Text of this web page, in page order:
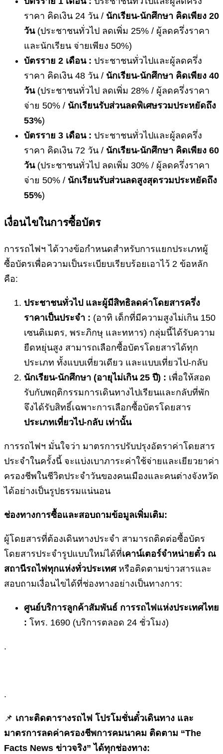
ราคา คิดเงิน 24 วัน / นักเรียน-นักศึกษา คิดเพียง 20
วัน(ประชาชนทั่วไป ลดเพิ่ม 25% / ผู้ลดครึ่งราคา
และนักเรียน จ่ายเพียง 50%)
บัตรราย 2 เดือน : ประชาชนทั่วไปและผู้ลดครึ่ง
ราคา คิดเงิน 48 วัน / นักเรียน-นักศึกษา คิดเพียง 40
วัน(ประชาชนทั่วไป ลดเพิ่ม 28% / ผู้ลดครึ่งราคา
จ่าย 50% / นักเรียนรับส่วนลดพิเศษรวมประหยัดถึง
53%)
บัตรราย 3 เดือน : ประชาชนทั่วไปและผู้ลดครึ่ง
ราคา คิดเงิน 72 วัน / นักเรียน-นักศึกษา คิดเพียง 60
วัน(ประชาชนทั่วไป ลดเพิ่ม 30% / ผู้ลดครึ่งราคา
จ่าย 50% / นักเรียนรับส่วนลดสูงสุดรวมประหยัดถึง
55%)
เงื่อนไขในการซื้อบัตร
การรถไฟฯ ได้วางข้อกำหนดสำหรับการแยกประเภทผู้
ซื้อบัตรเพื่อความเป็นระเบียบเรียบร้อยเอาไว้ 2 ข้อหลัก
คือ:
ประชาชนทั่วไป และผู้มีสิทธิลดค่าโดยสารครึ่ง
ราคาเป็นประจำ : (อาทิ เด็กที่มีความสูงไม่เกิน 150
เซนติเมตร, พระภิกษุ และทหาร) กลุ่มนี้ได้รับความ
ยืดหยุ่นสูง สามารถเลือกซื้อบัตรโดยสารได้ทุก
ประเภท ทั้งแบบเที่ยวเดียว และแบบเที่ยวไป-กลับ
นักเรียน-นักศึกษา (อายุไม่เกิน 25 ปี) : เพื่อให้สอด
รับกับพฤติกรรมการเดินทางไปเรียนและกลับที่พัก
จึงได้รับสิทธิ์เฉพาะการเลือกซื้อบัตรโดยสาร
ประเภทเที่ยวไป-กลับ เท่านั้น
การรถไฟฯ มั่นใจว่า มาตรการปรับปรุงอัตราค่าโดยสาร
ประจำในครั้งนี้ จะแบ่งเบาภาระค่าใช้จ่ายและเยียวยาค่า
ครองชีพในชีวิตประจำวันของคนเมืองและคนต่างจังหวัด
ได้อย่างเป็นรูปธรรมแน่นอน
ช่องทางการซื้อและสอบถามข้อมูลเพิ่มเติม:
ผู้โดยสารที่ต้องเดินทางประจำ สามารถติดต่อซื้อบัตร
โดยสารประจำรูปแบบใหม่ได้ที่เคาน์เตอร์จำหน่ายตั๋ว ณ
สถานีรถไฟทุกแห่งทั่วประเทศหรือติดตามข่าวสารและ
สอบถามเงื่อนไขได้ที่ช่องทางอย่างเป็นทางการ:
ศูนย์บริการลูกค้าสัมพันธ์ การรถไฟแห่งประเทศไทย
: โทร. 1690 (บริการตลอด 24 ชั่วโมง)
.
.
📌 เกาะติดตารางรถไฟ โปรโมชั่นตั๋วเดินทาง และ
มาตรการลดค่าครองชีพการคมนาคม ติดตาม “The
Facts News ข่าวจริง” ได้ทุกช่องทาง: